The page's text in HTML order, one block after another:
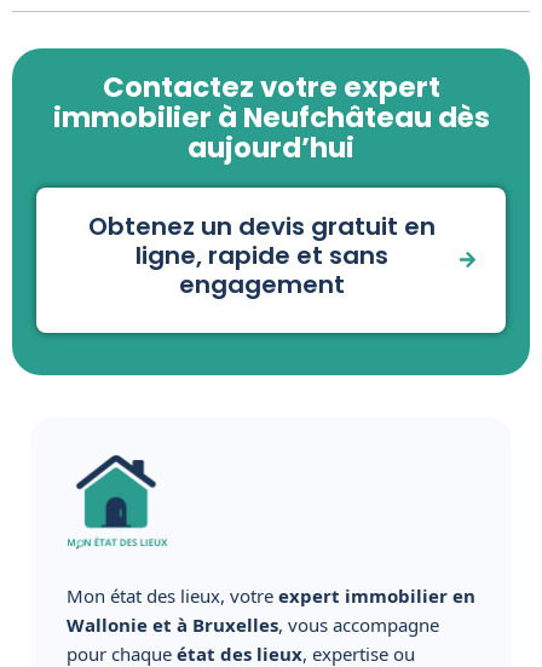
Contactez votre expert
immobilier à Neufchâteau dès
aujourd’hui
Obtenez un devis gratuit en
ligne, rapide et sans
engagement
Mon état des lieux, votre expert immobilier en
Wallonie et à Bruxelles, vous accompagne
pour chaque état des lieux, expertise ou